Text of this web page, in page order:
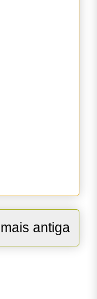
antiga